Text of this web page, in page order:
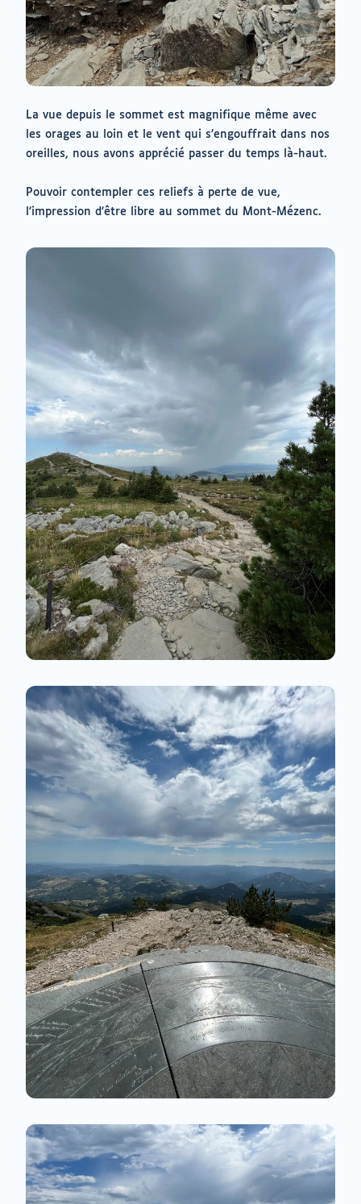
La vue depuis le sommet est magnifique même avec
les orages au loin et le vent qui s’engouffrait dans nos
oreilles, nous avons apprécié passer du temps là-haut.
Pouvoir contempler ces reliefs à perte de vue,
l’impression d’être libre au sommet du Mont-Mézenc.